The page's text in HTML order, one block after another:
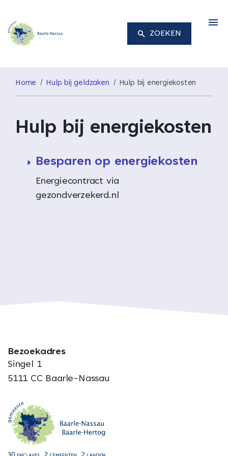
ZOEKEN
Home Hulp bij geldzaken Hulp bij energiekosten
Hulp bij energiekosten
Besparen op energiekosten
Energiecontract via
gezondverzekerd.nl
Bezoekadres
Singel 1
5111 CC Baarle-Nassau